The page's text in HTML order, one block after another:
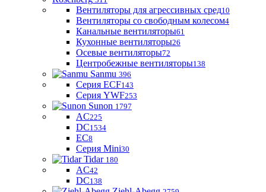
Вентиляторы для агрессивных сред10
Вентиляторы со свободным колесом4
Канальные вентиляторы61
Кухонные вентиляторы26
Осевые вентиляторы72
Центробежные вентиляторы138
Sanmu 396
Серия ECF143
Серия YWF253
Sunon 1797
AC225
DC1534
EC8
Серия Mini30
Tidar 180
AC42
DC138